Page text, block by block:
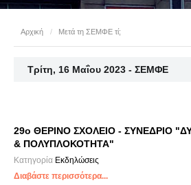
Αρχική / Μετά τη ΣΕΜΦΕ τί;
Τρίτη, 16 Μαΐου 2023 - ΣΕΜΦΕ
29o ΘΕΡΙΝΟ ΣΧΟΛΕΙΟ - ΣΥΝΕΔΡΙΟ
& ΠΟΛΥΠΛΟΚΟΤΗΤΑ"
Κατηγορία Εκδηλώσεις
Διαβάστε περισσότερα...